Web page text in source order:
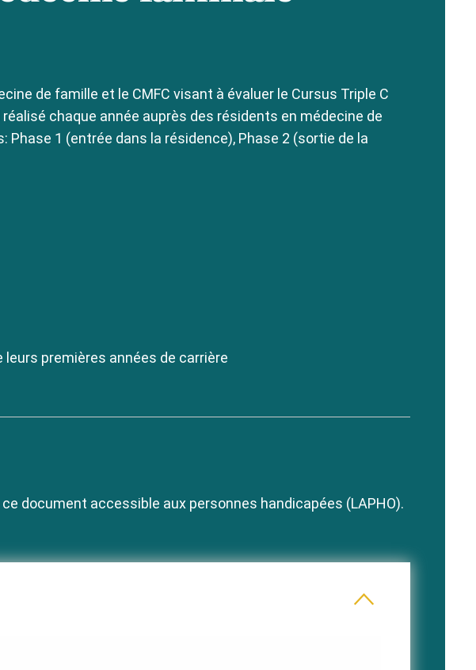
de famille et le CMFC visant à évaluer le Cursus Triple C
chaque année auprès des résidents en médecine de
1 (entrée dans la résidence), Phase 2 (sortie de la
premières années de carrière
document accessible aux personnes handicapées (LAPHO).